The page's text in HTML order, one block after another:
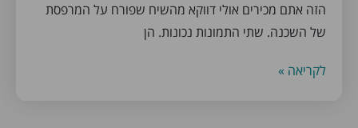
הזה אתם מכירים אולי דווקא מהשיח שפורח על המרפסת
של השכנה. שתי התמונות נכונות. הן
לקריאה »